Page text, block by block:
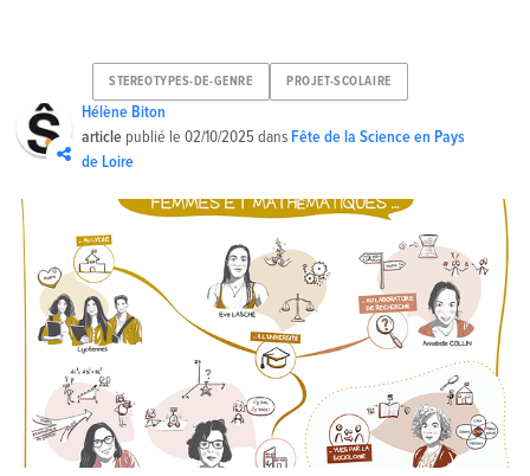
STEREOTYPES-DE-GENRE PROJET-SCOLAIRE
Hélène Biton
article publié le02/10/2025dansFête de la Science en Pays
de Loire